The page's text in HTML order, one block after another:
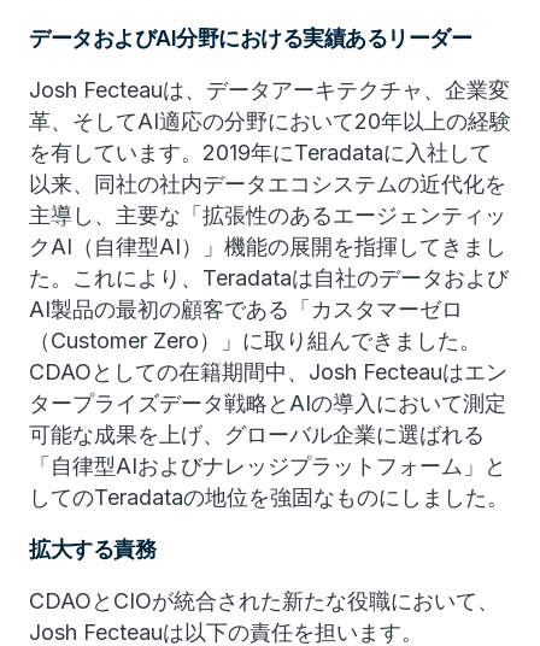
データおよびAI分野における実績あるリーダー
Josh Fecteauは、データアーキテクチャ、企業変
革、そしてAI適応の分野において20年以上の経験
を有しています。2019年にTeradataに入社して
以来、同社の社内データエコシステムの近代化を
主導し、主要な「拡張性のあるエージェンティッ
クAI（自律型AI）」機能の展開を指揮してきまし
た。これにより、Teradataは自社のデータおよび
AI製品の最初の顧客である「カスタマーゼロ
（Customer Zero）」に取り組んできました。
CDAOとしての在籍期間中、Josh Fecteauはエン
タープライズデータ戦略とAIの導入において測定
可能な成果を上げ、グローバル企業に選ばれる
「自律型AIおよびナレッジプラットフォーム」と
してのTeradataの地位を強固なものにしました。
拡大する責務
CDAOとCIOが統合された新たな役職において、
Josh Fecteauは以下の責任を担います。